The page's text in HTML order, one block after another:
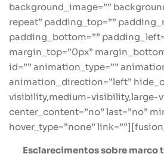
background_image=””
repeat” padding_top=””
padding_bottom=””
margin_top=”0px”
id=”” animation_type=””
animation_direction=”left”
visibility,medium-visibility,large-
center_content=”no” last=”no”
hover_type=”none”
Esclarecimentos sobre marco